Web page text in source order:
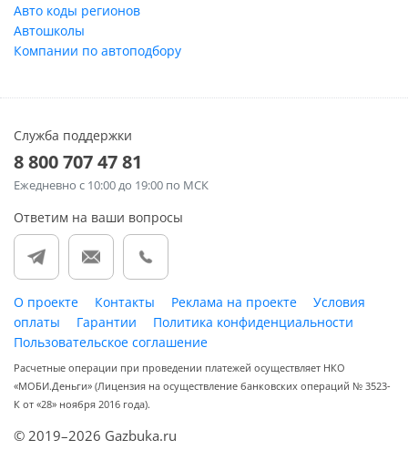
Авто коды регионов
Автошколы
Компании по автоподбору
Служба поддержки
8 800 707 47 81
Ежедневно с 10:00 до 19:00 по МСК
Ответим на ваши вопросы
О проекте Контакты Реклама на проекте
Условия
оплаты
Гарантии
Политика конфиденциальности
Пользовательское соглашение
Расчетные операции при проведении платежей осуществляет НКО
«МОБИ.Деньги» (Лицензия на осуществление банковских операций № 3523-
К от «28» ноября 2016 года).
© 2019–2026 Gazbuka.ru